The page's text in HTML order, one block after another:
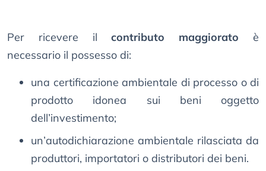
Per ricevere ilcontributo maggiorato è
necessario il possesso di:
una certificazione ambientale di processo o di
prodotto idonea sui beni oggetto
dell’investimento;
un’autodichiarazione ambientale rilasciata da
produttori, importatori o distributori dei beni.